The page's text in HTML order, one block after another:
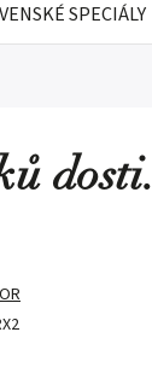
SPECIÁLY
dosti.